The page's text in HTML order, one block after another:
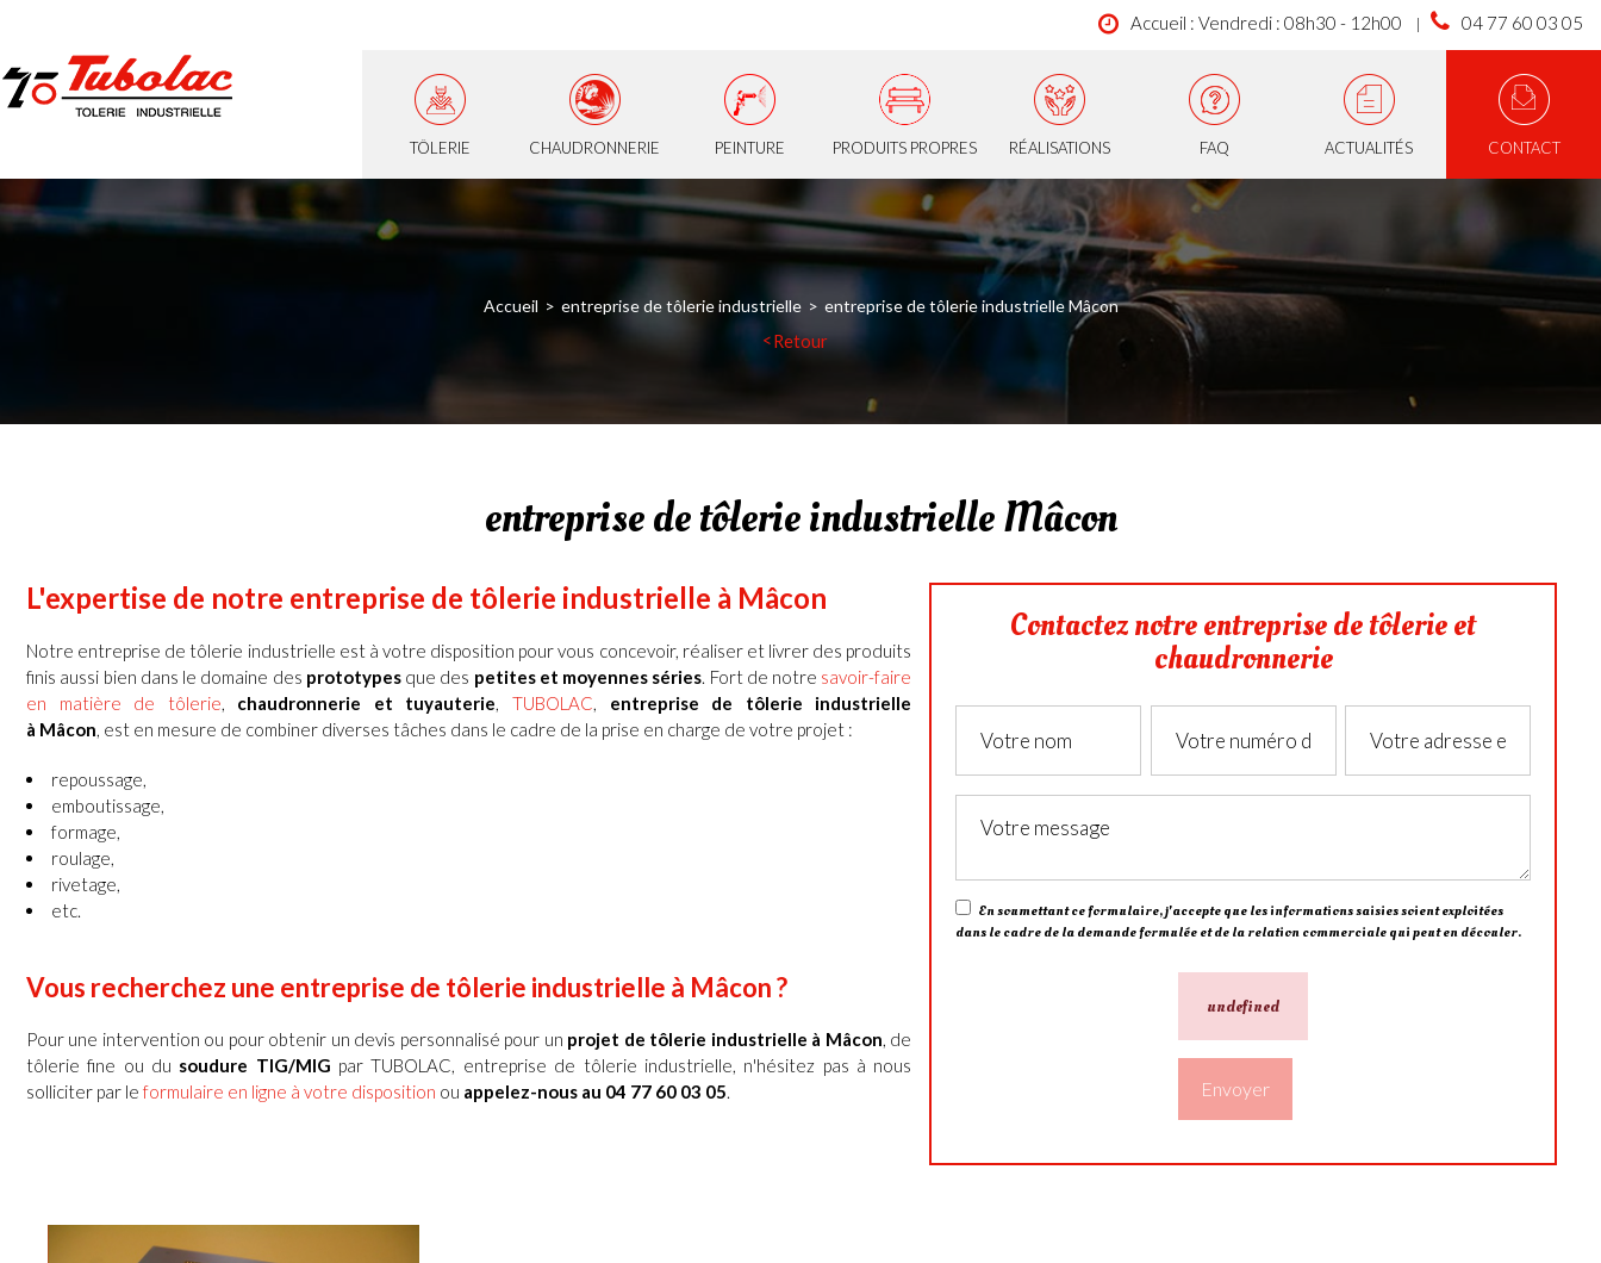
Accueil : Vendredi : 08h30 - 12h00 04 77 60 03 05
TÔLERIE CHAUDRONNERIE PEINTURE PRODUITS PROPRES RÉALISATIONS FAQ ACTUALITÉS CONTACT
Accueil entreprise de tôlerie industrielle
entreprise de tôlerie industrielle Mâcon
Retour
entreprise de tôlerie industrielle Mâcon
L'expertise de notre entreprise de tôlerie industrielle à Mâcon
Notre entreprise de tôlerie industrielle est à votre disposition pour vous concevoir, réaliser et livrer des produits
finis aussi bien dans le domaine des prototypesque des petites et moyennes séries. Fort de notre savoir-faire
en matière de tôlerie, chaudronnerie et tuyauterie,TUBOLAC, entreprise de tôlerie industrielle
à Mâcon, est en mesure de combiner diverses tâches dans le cadre de la prise en charge de votre projet :
repoussage,
emboutissage,
formage,
roulage,
rivetage,
etc.
Vous recherchez une entreprise de tôlerie industrielle à Mâcon ?
Pour une intervention ou pour obtenir un devis personnalisé pour un projet de tôlerie industrielle à Mâcon, de
tôlerie fine ou du soudure TIG/MIG par TUBOLAC, entreprise de tôlerie industrielle, n'hésitez pas à nous
solliciter par le formulaire en ligne à votre disposition ou appelez-nous au 04 77 60 03 05.
Contactez notre entreprise de tôlerie et
chaudronnerie
En soumettant ce formulaire, j'accepte que les informations saisies soient exploitées
dans le cadre de la demande formulée et de la relation commerciale qui peut en découler.
undefined